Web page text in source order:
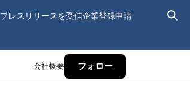
プレスリリースを受信企業登録申請
会社概要 フォロー